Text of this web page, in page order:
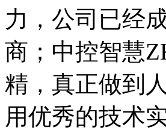
力，公司已经
商；中控智慧
精，真正做到
用优秀的技术